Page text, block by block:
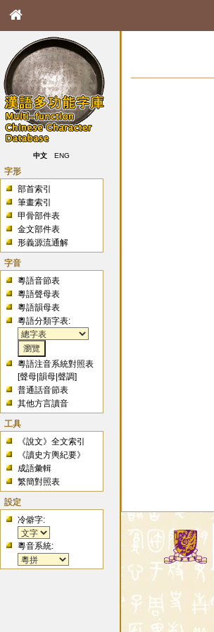
中文 ENG
字形
部首索引
筆畫索引
甲骨部件表
金文部件表
形義源流通解
字音
粵語音節表
粵語聲母表
粵語韻母表
粵語分類字表:
粵語注音系統對照表
[聲母 |韻母 |聲調]
普通話音節表
其他方言讀音
工具
《說文》全文索引
《讀史方輿紀要》
成語彙輯
繁簡對照表
設定
冷僻字:
粵音系統: